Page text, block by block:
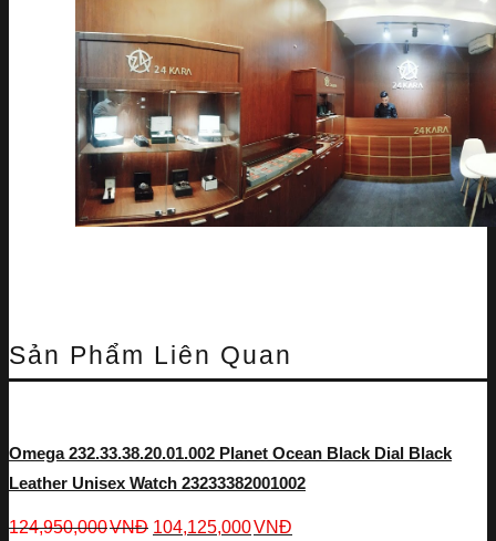
Sản Phẩm Liên Quan
Omega 232.33.38.20.01.002 Planet Ocean Black Dial Black
Leather Unisex Watch 23233382001002
124,950,000VNĐ 104,125,000VNĐ